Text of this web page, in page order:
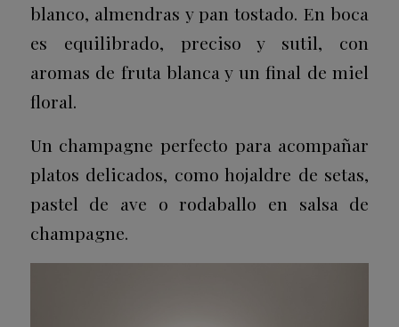
blanco, almendras y pan tostado. En boca
es equilibrado, preciso y sutil, con
aromas de fruta blanca y un final de miel
floral.
Un champagne perfecto para acompañar
platos delicados, como hojaldre de setas,
pastel de ave o rodaballo en salsa de
champagne.